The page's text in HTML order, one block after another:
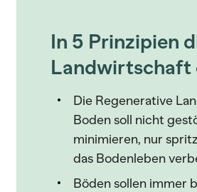
In 5 Prinzipien
Die Regenerative
Boden soll nicht
minimieren, nur
das Bodenleben
Böden sollen immer